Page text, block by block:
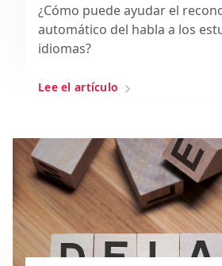
¿Cómo puede ayudar el
automático del habla a los
idiomas?
Lee el artículo